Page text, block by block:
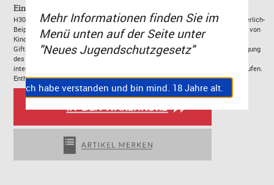
Einordnung nach CLP-Verordnung (EG) Nr. 1272/2008:
H302:Gesundheitsschädlich bei Verschlucken.P101: Ist ärztlicher Rat erforderlich-
Beipackzettel oder Umverpackung bereithalten.P102: Darf nicht in die Hände von
Kindern gelangen.P301+312: Bei Verschlucken: Bei Unwohlsein
Giftinformationszentrum/Arzt anrufen. P330: Mund ausspülen. P501: Entsorgung
des Inhalts/des Behälters gemäß den örtlichen/regionalen/nationalen
internationalen Vorschriften. EUH208: Kann allergische Reaktionen hervorrufufen.
Enthält Orangenterpene, Zitronenterpene.
Mehr Informationen finden Sie im
Menü unten auf der Seite unter
"Neues Jugendschutzgesetz"
Ich habe verstanden und bin mind. 18 Jahre alt.